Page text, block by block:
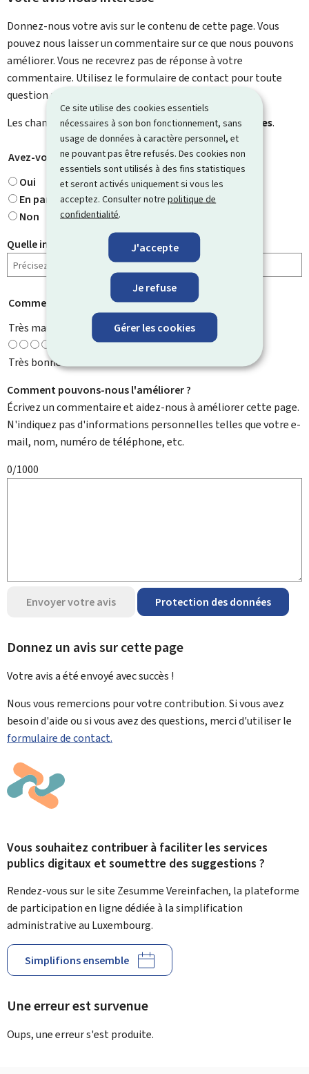
Ce site utilise des cookies essentiels
nécessaires à son bon fonctionnement, sans
usage de données à caractère personnel, et
ne pouvant pas être refusés. Des cookies non
essentiels sont utilisés à des fins statistiques
et seront activés uniquement si vous les
acceptez. Consulter notrepolitique de
confidentialité.
J'accepte
Je refuse
Gérer les cookies
Donnez-nous votre avis sur le contenu de cette page. Vous
pouvez nous laisser un commentaire sur ce que nous pouvons
améliorer. Vous ne recevrez pas de réponse à votre
commentaire. Utilisez le formulaire de contact pour toute
question particulière.
Les champs marqués d’une étoile ( * ) sontobligatoires.
Avez-vous trouvé ce que vous cherchiez ? *
Oui
En partie
Non
Quelle information cherchiez-vous ?
Comment évaluez-vous cette page ? *
Très mauvaise
Très bonne
Comment pouvons-nous l'améliorer ?
Écrivez un commentaire et aidez-nous à améliorer cette page.
N'indiquez pas d'informations personnelles telles que votre e-
mail, nom, numéro de téléphone, etc.
0/1000
Envoyer votre avis Protection des données
Donnez un avis sur cette page
Votre avis a été envoyé avecsuccès !
Nous vous remercions pour votre contribution. Si vous avez
besoin d'aide ou si vous avez des questions, merci d'utiliser le
formulaire de contact.
Vous souhaitez contribuer à faciliter les services
publics digitaux et soumettre des suggestions ?
Rendez-vous sur le site Zesumme Vereinfachen, la plateforme
de participation en ligne dédiée à la simplification
administrative au Luxembourg.
Simplifions ensemble
Une erreur est survenue
Oups, une erreur s'est produite.